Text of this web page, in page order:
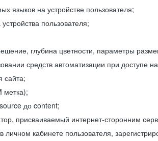
языков на устройстве пользователя;
пользователя;
глубина цветности, параметры
средств автоматизации при доступе
сайта;
метка);
до content;
присваиваемый интернет-сторонним
кабинете пользователя,